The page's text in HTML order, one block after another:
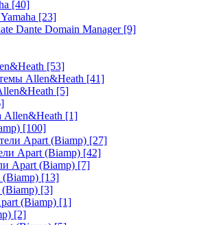
[40]
[23]
Dante Domain Manager [9]
[53]
Allen&Heath [41]
[5]
Allen&Heath [1]
[100]
Apart (Biamp) [27]
Apart (Biamp) [42]
Apart (Biamp) [7]
[13]
[3]
(Biamp) [1]
[2]